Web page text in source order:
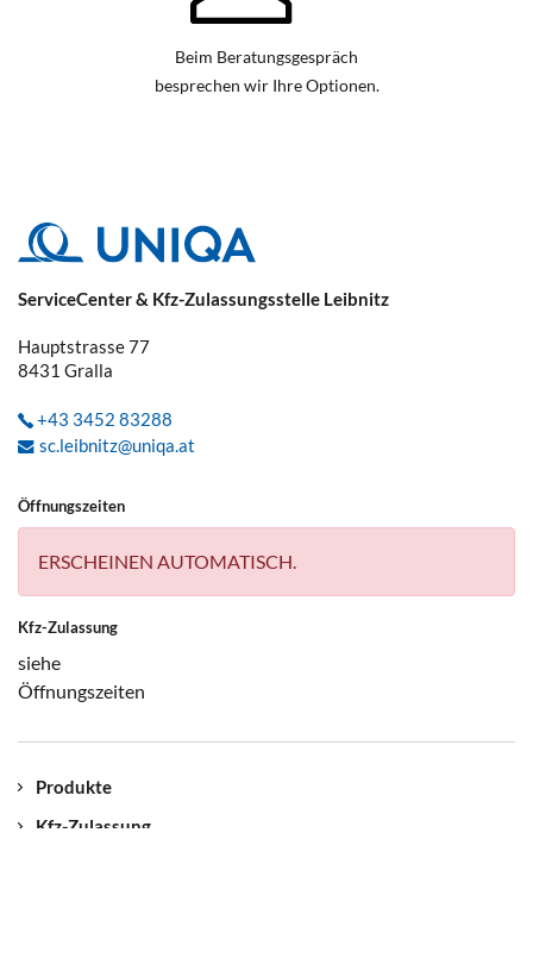
Beim Beratungsgespräch
besprechen wir Ihre Optionen.
ServiceCenter & Kfz-Zulassungsstelle Leibnitz
Hauptstrasse 77
8431 Gralla
+43 3452 83288
sc.leibnitz@uniqa.at
Öffnungszeiten
ERSCHEINEN AUTOMATISCH.
Kfz-Zulassung
siehe
Öffnungszeiten
Produkte
Kfz-Zulassung